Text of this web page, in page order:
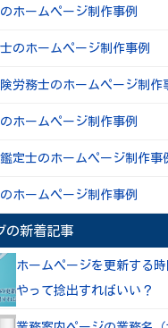
ホームページ制作事例
のホームページ制作事例
労務士のホームページ制作
ホームページ制作事例
定士のホームページ制作事
ホームページ制作事例
の新着記事
ホームページを更新する時
やって捻出すればいい？